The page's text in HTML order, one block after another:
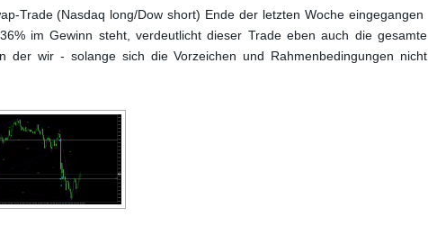
Trade (Nasdaq long/Dow short) Ende der letzten Woche eingegangen
im Gewinn steht, verdeutlicht dieser Trade eben auch die gesamte
der wir - solange sich die Vorzeichen und Rahmenbedingungen nicht